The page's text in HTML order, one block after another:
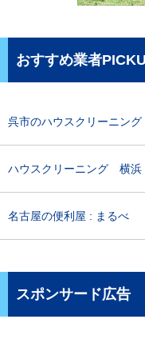
おすすめ業者
呉市のハウスクリーニング
ハウスクリーニング 横浜
名古屋の便利屋 : まるべ
スポンサード広告